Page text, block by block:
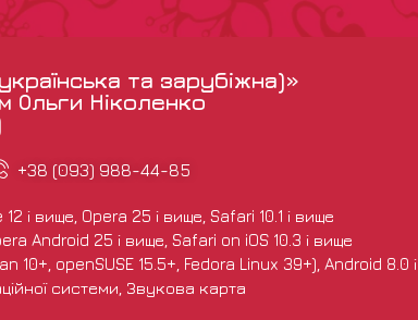
та зарубіжна)»
Ольги Ніколенко
+38 (093) 988-44-85
і вище, Opera 25 і вище, Safari 10.1 і вище
Android 25 і вище, Safari on iOS 10.3 і вище
10+, openSUSE 15.5+, Fedora Linux 39+), Android 8.0
системи, Звукова карта